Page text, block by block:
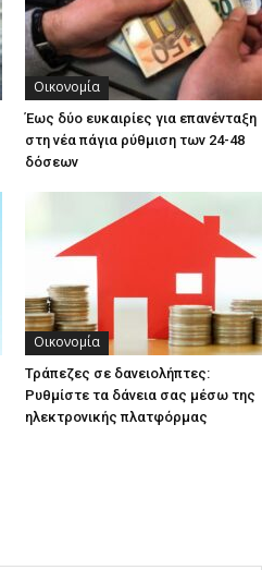
Οικονομία
Έως δύο ευκαιρίες για επανένταξη
στη νέα πάγια ρύθμιση των 24-48
δόσεων
Οικονομία
Τράπεζες σε δανειολήπτες:
Ρυθμίστε τα δάνεια σας μέσω της
ηλεκτρονικής πλατφόρμας